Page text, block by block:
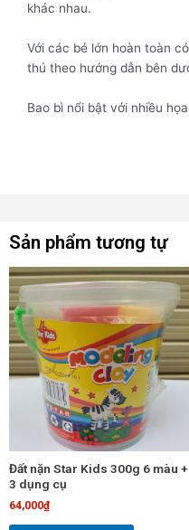
khác nhau.
Với các bé lớn hoàn toàn
thú theo hướng dẫn bên
Bao bì nổi bật với nhiều
Sản phẩm tương tự
Đất nặn Star Kids 300g 6 màu +
3 dụng cụ
64,000₫